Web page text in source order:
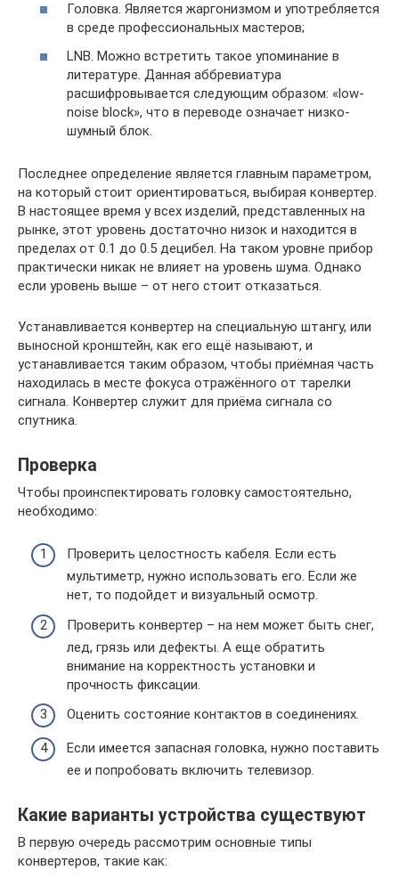
Головка. Является жаргонизмом и употребляется
в среде профессиональных мастеров;
LNB. Можно встретить такое упоминание в
литературе. Данная аббревиатура
расшифровывается следующим образом: «low-
noise block», что в переводе означает низко-
шумный блок.
Последнее определение является главным параметром,
на который стоит ориентироваться, выбирая конвертер.
В настоящее время у всех изделий, представленных на
рынке, этот уровень достаточно низок и находится в
пределах от 0.1 до 0.5 децибел. На таком уровне прибор
практически никак не влияет на уровень шума. Однако
если уровень выше – от него стоит отказаться.
Устанавливается конвертер на специальную штангу, или
выносной кронштейн, как его ещё называют, и
устанавливается таким образом, чтобы приёмная часть
находилась в месте фокуса отражённого от тарелки
сигнала. Конвертер служит для приёма сигнала со
спутника.
Проверка
Чтобы проинспектировать головку самостоятельно,
необходимо:
Проверить целостность кабеля. Если есть
мультиметр, нужно использовать его. Если же
нет, то подойдет и визуальный осмотр.
Проверить конвертер – на нем может быть снег,
лед, грязь или дефекты. А еще обратить
внимание на корректность установки и
прочность фиксации.
Оценить состояние контактов в соединениях.
Если имеется запасная головка, нужно поставить
ее и попробовать включить телевизор.
Какие варианты устройства существуют
В первую очередь рассмотрим основные типы
конвертеров, такие как: